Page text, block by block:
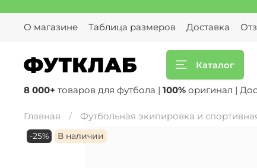
О магазине
Таблица размеров Доставка
Каталог
8 000+ товаров для футбола | 100% оригинал |
Главная Футбольная экипировка и
-25% В наличии